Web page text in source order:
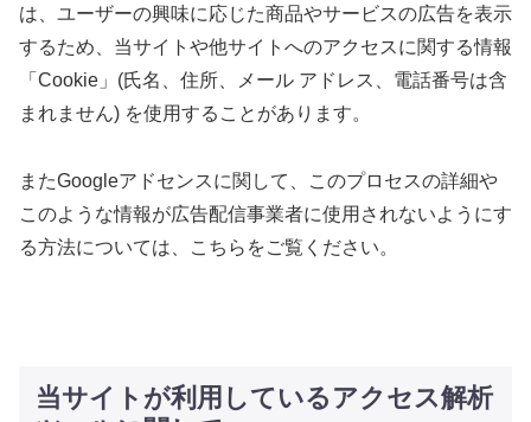
は、ユーザーの興味に応じた商品やサービスの広告を表示
するため、当サイトや他サイトへのアクセスに関する情報
「Cookie」(氏名、住所、メール アドレス、電話番号は含
まれません) を使用することがあります。
またGoogleアドセンスに関して、このプロセスの詳細や
このような情報が広告配信事業者に使用されないようにす
る方法については、こちらをご覧ください。
当サイトが利用しているアクセス解析